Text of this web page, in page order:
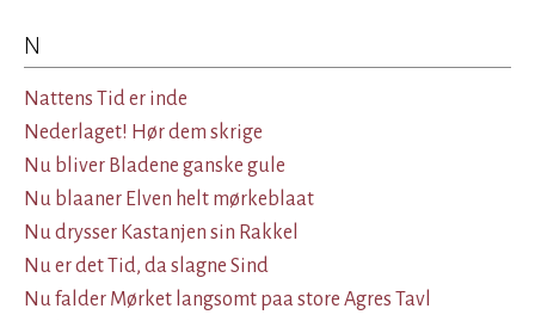
N
Nattens Tid er inde
Nederlaget! Hør dem skrige
Nu bliver Bladene ganske gule
Nu blaaner Elven helt mørkeblaat
Nu drysser Kastanjen sin Rakkel
Nu er det Tid, da slagne Sind
Nu falder Mørket langsomt paa store Agres Tavl